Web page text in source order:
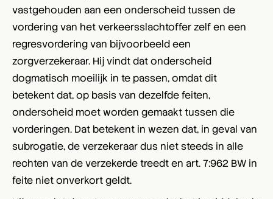
vastgehouden aan een onderscheid tussen de
vordering van het verkeersslachtoffer zelf en een
regresvordering van bijvoorbeeld een
zorgverzekeraar. Hij vindt dat onderscheid
dogmatisch moeilijk in te passen, omdat dit
betekent dat, op basis van dezelfde feiten,
onderscheid moet worden gemaakt tussen die
vorderingen. Dat betekent in wezen dat, in geval van
subrogatie, de verzekeraar dus niet steeds in alle
rechten van de verzekerde treedt en art. 7:962 BW in
feite niet onverkort geldt.